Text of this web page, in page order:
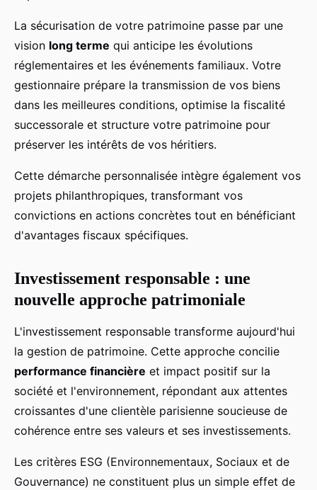
La sécurisation de votre patrimoine passe par une
vision long terme qui anticipe les évolutions
réglementaires et les événements familiaux. Votre
gestionnaire prépare la transmission de vos biens
dans les meilleures conditions, optimise la fiscalité
successorale et structure votre patrimoine pour
préserver les intérêts de vos héritiers.
Cette démarche personnalisée intègre également vos
projets philanthropiques, transformant vos
convictions en actions concrètes tout en bénéficiant
d'avantages fiscaux spécifiques.
Investissement responsable : une
nouvelle approche patrimoniale
L'investissement responsable transforme aujourd'hui
la gestion de patrimoine. Cette approche concilie
performance financière et impact positif sur la
société et l'environnement, répondant aux attentes
croissantes d'une clientèle parisienne soucieuse de
cohérence entre ses valeurs et ses investissements.
Les critères ESG (Environnementaux, Sociaux et de
Gouvernance) ne constituent plus un simple effet de